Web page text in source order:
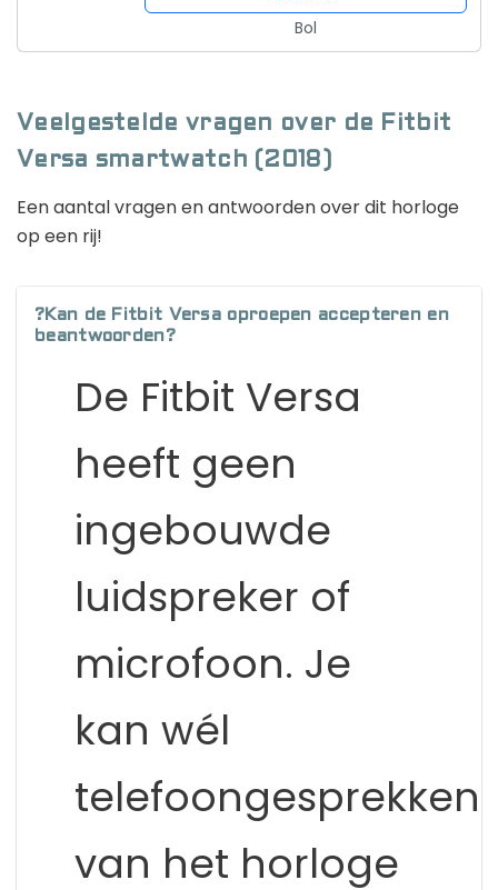
Bol
Veelgestelde vragen over de Fitbit
Versa smartwatch (2018)
Een aantal vragen en antwoorden over dit horloge
op een rij!
?Kan de Fitbit Versa oproepen accepteren en
beantwoorden?
De Fitbit Versa
heeft geen
ingebouwde
luidspreker of
microfoon. Je
kan wél
telefoongesprekken
van het horloge